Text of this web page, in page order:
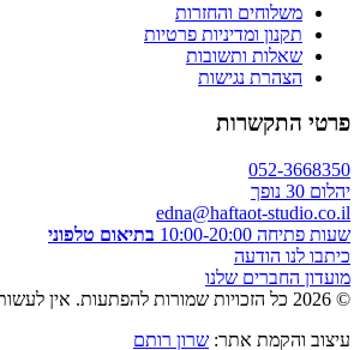
משלוחים והחזרות
תקנון ומדיניות פרטיות
שאלות ותשובות
הצהרת נגישות
פרטי התקשרות
052-3668350
יהלום 30 נופך
edna@haftaot-studio.co.il
שעות פתיחה 10:00-20:00
בתיאום טלפוני
כיתבו לנו הודעה
מועדון החברים שלנו
© 2026 כל הזכויות שמורות להפתעות. אין לעשות שימוש בתוכן האתר ללא אישור מראש בכתב.
עיצוב והקמת אתר: שרון רותם